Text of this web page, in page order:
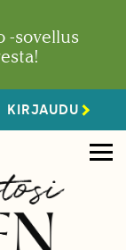
-sovellus
KIRJAUDU